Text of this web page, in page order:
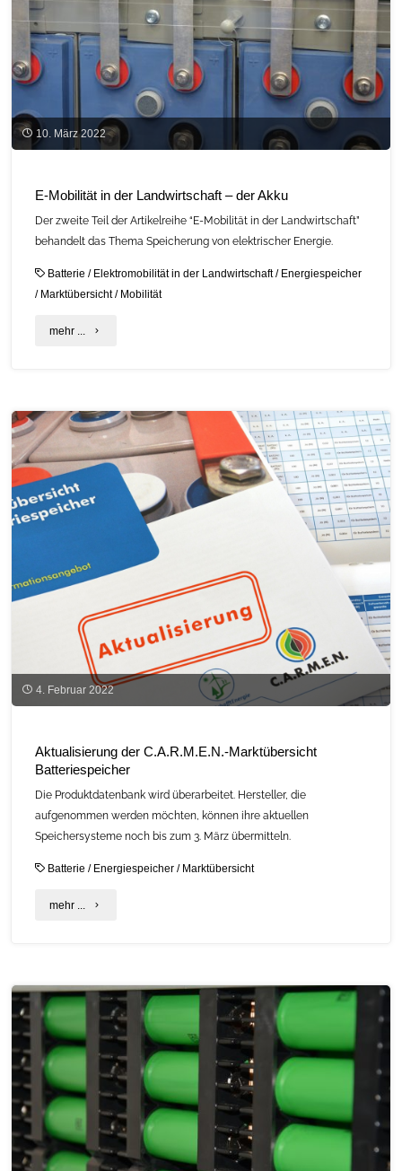
am
besten
geeignet?"
10. März 2022
E-Mobilität in der Landwirtschaft – der Akku
Der zweite Teil der Artikelreihe “E-Mobilität in der Landwirtschaft”
behandelt das Thema Speicherung von elektrischer Energie.
Batterie / Elektromobilität in der Landwirtschaft/ Energiespeicher
/ Marktübersicht/ Mobilität
mehr ... "E-
der
Landwirtschaft
4. Februar 2022
Aktualisierung der C.A.R.M.E.N.-Marktübersicht
Batteriespeicher
Die Produktdatenbank wird überarbeitet. Hersteller, die
aufgenommen werden möchten, können ihre aktuellen
Speichersysteme noch bis zum 3. März übermitteln.
Batterie / Energiespeicher / Marktübersicht
mehr ... "Aktualisierung
Marktübersicht
Batteriespeicher"